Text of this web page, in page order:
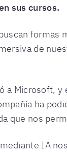
sus cursos.
de
a Microsoft,
ha
que nos
IA